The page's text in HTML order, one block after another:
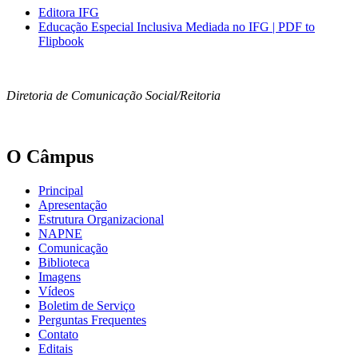
Editora IFG
Educação Especial Inclusiva Mediada no IFG | PDF to
Flipbook
Diretoria de Comunicação Social/Reitoria
O Câmpus
Principal
Apresentação
Estrutura Organizacional
NAPNE
Comunicação
Biblioteca
Imagens
Vídeos
Boletim de Serviço
Perguntas Frequentes
Contato
Editais